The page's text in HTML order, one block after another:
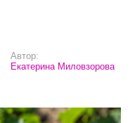
Автор:
Екатерина Миловзорова